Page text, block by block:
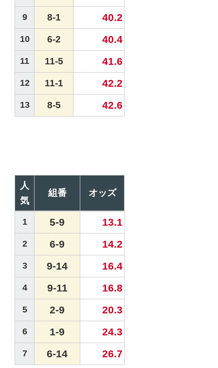
9 8-1 40.2
10 6-2 40.4
11 11-5 41.6
12 11-1 42.2
13 8-5 42.6
人
気
組番 オッズ
1 5-9 13.1
2 6-9 14.2
3 9-14 16.4
4 9-11 16.8
5 2-9 20.3
6 1-9 24.3
7 6-14 26.7